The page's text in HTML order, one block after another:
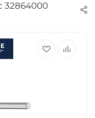
32864000